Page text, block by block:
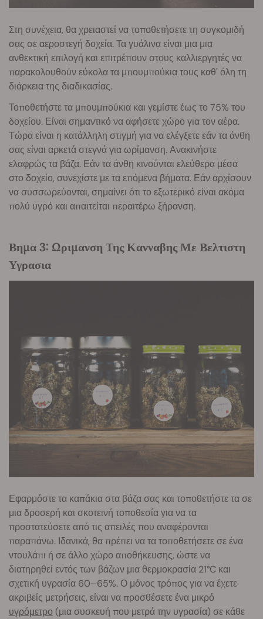
Στη συνέχεια, θα χρειαστεί να τοποθετήσετε τη συγκομιδή
σας σε αεροστεγή δοχεία. Τα γυάλινα είναι μια μια
ανθεκτική επιλογή και επιτρέπουν στους καλλιεργητές να
παρακολουθούν εύκολα τα μπουμπούκια τους καθ' όλη τη
διάρκεια της διαδικασίας.
Τοποθετήστε τα μπουμπούκια και γεμίστε έως το 75% του
δοχείου. Είναι σημαντικό να αφήσετε χώρο για τον αέρα.
Τώρα είναι η κατάλληλη στιγμή για να ελέγξετε εάν τα άνθη
σας είναι αρκετά στεγνά για ωρίμανση. Ανακινήστε
ελαφρώς τα βάζα. Εάν τα άνθη κινούνται ελεύθερα μέσα
στο δοχείο, συνεχίστε με τα επόμενα βήματα. Εάν αρχίσουν
να συσσωρεύονται, σημαίνει ότι το εξωτερικό είναι ακόμα
πολύ υγρό και απαιτείται περαιτέρω ξήρανση.
Βημα 3: Ωριμανση Της Κανναβης Με Βελτιστη
Υγρασια
Εφαρμόστε τα καπάκια στα βάζα σας και τοποθετήστε τα σε
μια δροσερή και σκοτεινή τοποθεσία για να τα
προστατεύσετε από τις απειλές που αναφέρονται
παραπάνω. Ιδανικά, θα πρέπει να τα τοποθετήσετε σε ένα
ντουλάπι ή σε άλλο χώρο αποθήκευσης, ώστε να
διατηρηθεί εντός των βάζων μια θερμοκρασία 21°C και
σχετική υγρασία 60–65%. Ο μόνος τρόπος για να έχετε
ακριβείς μετρήσεις, είναι να προσθέσετε ένα μικρό
υγρόμετρο (μια συσκευή που μετρά την υγρασία) σε κάθε